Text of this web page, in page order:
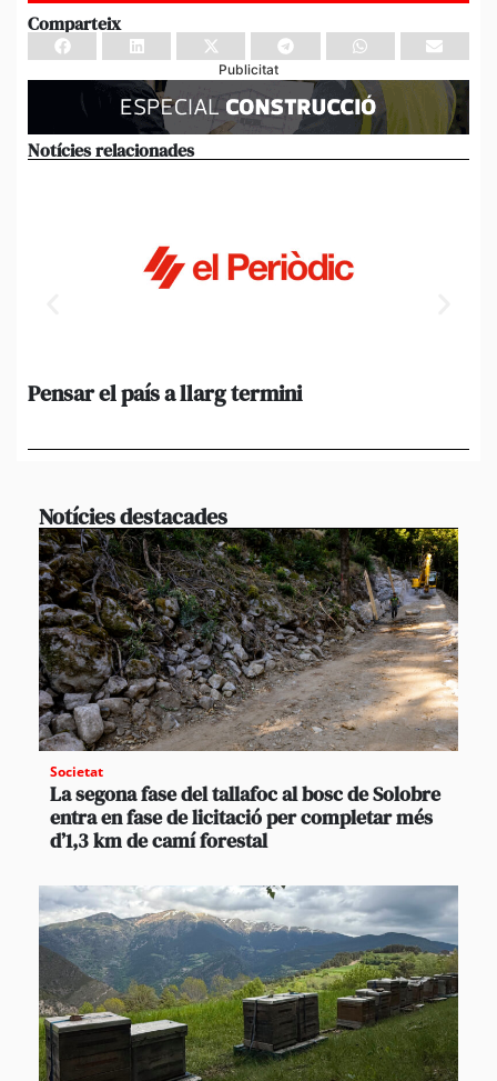
Comparteix
Publicitat
Notícies relacionades
Pensar el país a llarg termini
Notícies destacades
Societat
La segona fase del tallafoc al bosc de Solobre
entra en fase de licitació per completar més
d’1,3 km de camí forestal